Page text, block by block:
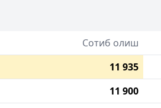
Сотиб олиш
11 935
11 900